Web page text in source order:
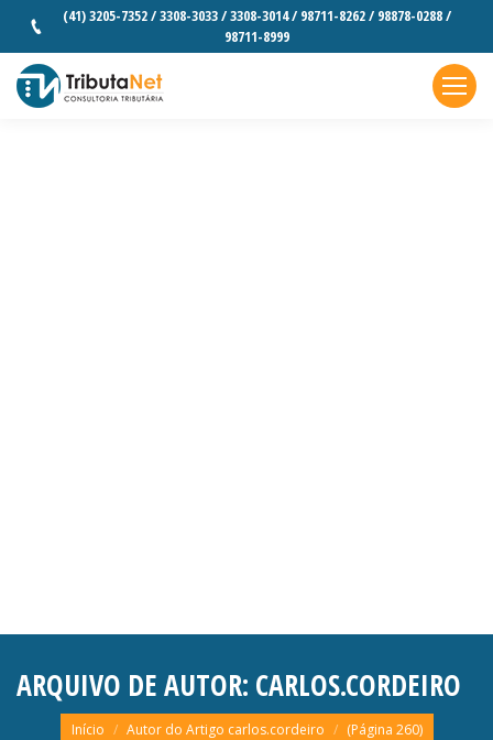
(41) 3205-7352 / 3308-3033 / 3308-3014 / 98711-8262 / 98878-0288 /
98711-8999
ARQUIVO DE AUTOR: CARLOS.CORDEIRO
Você está aqui:
Início Autor do Artigo carlos.cordeiro (Página 260)